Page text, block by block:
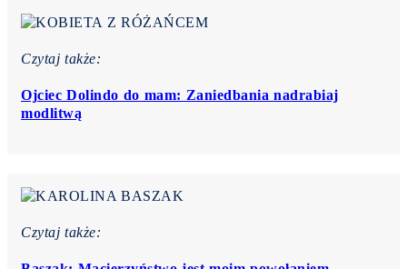
Czytaj także:
Ojciec Dolindo do mam: Zaniedbania nadrabiaj
modlitwą
Czytaj także: